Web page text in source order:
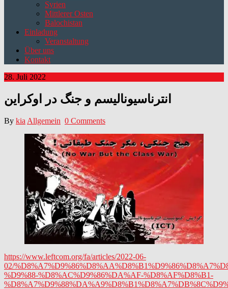
Syrien
Mittlerer Osten
Balochistan
Einladung
Veranstaltung
Über uns
Kontakt
28. Juli 2022
انترناسیونالیسم و جنگ در اوکراین
By kia Allgemein 0 Comments
https://www.leftcom.org/fa/articles/2022-06-
02/
%D9%88-%D8%AC%D9%86%DA%AF-%D8%AF%D8%B1-